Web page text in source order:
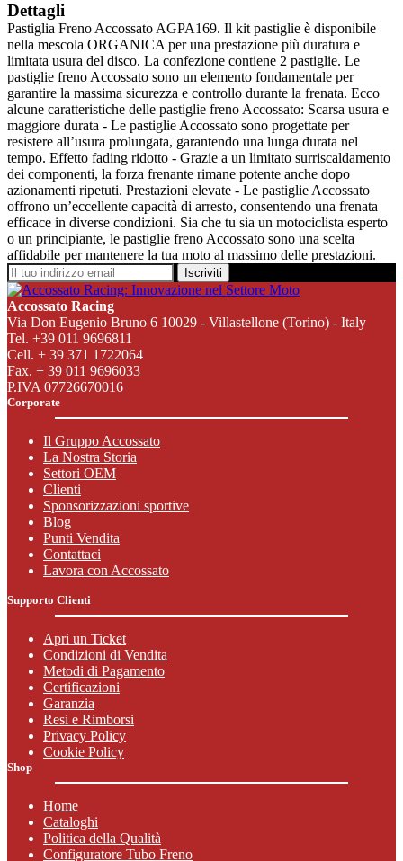
Dettagli
Pastiglia Freno Accossato AGPA169. Il kit pastiglie è disponibile
nella mescola ORGANICA per una prestazione più duratura e
limitata usura del disco. La confezione contiene 2 pastiglie. Le
pastiglie freno Accossato sono un elemento fondamentale per
garantire la massima sicurezza e controllo durante la frenata. Ecco
alcune caratteristiche delle pastiglie freno Accossato: Scarsa usura e
maggiore durata - Le pastiglie Accossato sono progettate per
resistere all’usura prolungata, garantendo una lunga durata nel
tempo. Effetto fading ridotto - Grazie a un limitato surriscaldamento
dei componenti, la forza frenante rimane potente anche dopo
azionamenti ripetuti. Prestazioni elevate - Le pastiglie Accossato
offrono un’eccellente capacità di arresto, consentendo una frenata
efficace in diverse condizioni. Sia che tu sia un motociclista esperto
o un principiante, le pastiglie freno Accossato sono una scelta
affidabile per mantenere la tua moto al massimo delle prestazioni.
Iscriviti
Accossato Racing
Via Don Eugenio Bruno 6 10029 - Villastellone (Torino) - Italy
Tel. +39 011 9696811
Cell. + 39 371 1722064
Fax. + 39 011 9696033
P.IVA 07726670016
Corporate
Il Gruppo Accossato
La Nostra Storia
Settori OEM
Clienti
Sponsorizzazioni sportive
Blog
Punti Vendita
Contattaci
Lavora con Accossato
Supporto Clienti
Apri un Ticket
Condizioni di Vendita
Metodi di Pagamento
Certificazioni
Garanzia
Resi e Rimborsi
Privacy Policy
Cookie Policy
Shop
Home
Cataloghi
Politica della Qualità
Configuratore Tubo Freno